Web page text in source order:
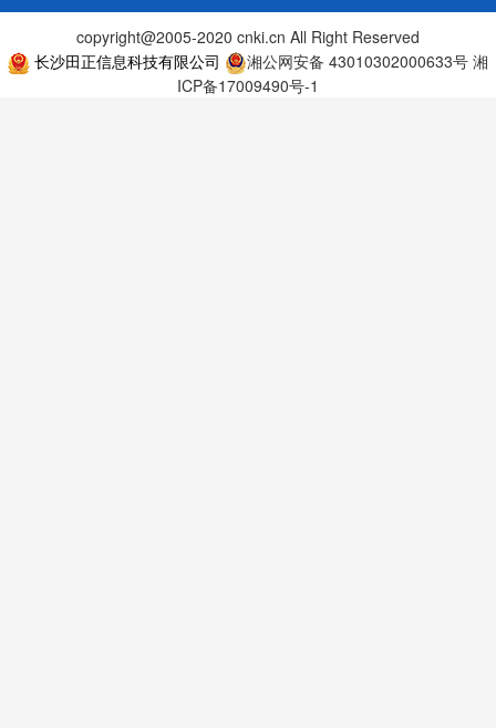
copyright@2005-2020 cnki.cn All Right Reserved
长沙田正信息科技有限公司
湘公网安备 43010302000633号 湘
ICP备17009490号-1